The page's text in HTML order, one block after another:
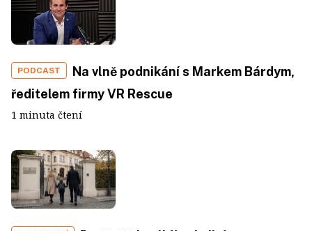
PODCAST
Na vlně podnikání s Markem Bárdym,
ředitelem firmy VR Rescue
1 minuta čtení